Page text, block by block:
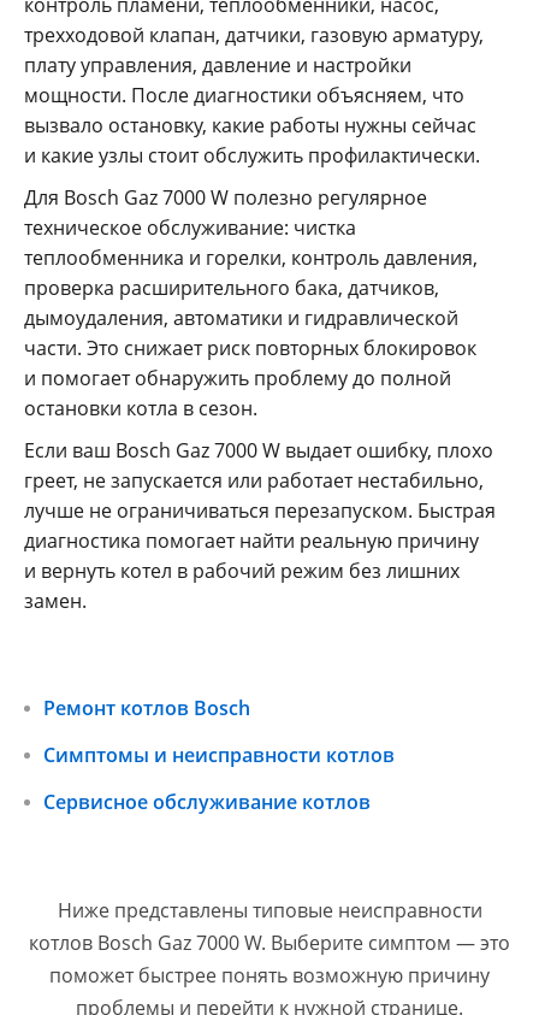
трехходовой клапан, датчики, газовую арматуру,
плату управления, давление и настройки
мощности. После диагностики объясняем, что
вызвало остановку, какие работы нужны сейчас
и какие узлы стоит обслужить профилактически.
Для Bosch Gaz 7000 W полезно регулярное
техническое обслуживание: чистка
теплообменника и горелки, контроль давления,
проверка расширительного бака, датчиков,
дымоудаления, автоматики и гидравлической
части. Это снижает риск повторных блокировок
и помогает обнаружить проблему до полной
остановки котла в сезон.
Если ваш Bosch Gaz 7000 W выдает ошибку, плохо
греет, не запускается или работает нестабильно,
лучше не ограничиваться перезапуском. Быстрая
диагностика помогает найти реальную причину
и вернуть котел в рабочий режим без лишних
замен.
Ремонт котлов Bosch
Симптомы и неисправности котлов
Сервисное обслуживание котлов
Ниже представлены типовые неисправности
котлов Bosch Gaz 7000 W. Выберите симптом — это
поможет быстрее понять возможную причину
проблемы и перейти к нужной странице.